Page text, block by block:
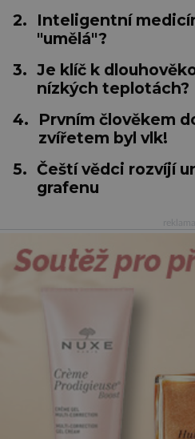
2.
Inteligentní
"umělá"?
3. Je klíč k
nízkých teplotách?
4.
Prvním člověkem
zvířetem byl vlk!
5. Čeští vědci rozvíjí
grafenu